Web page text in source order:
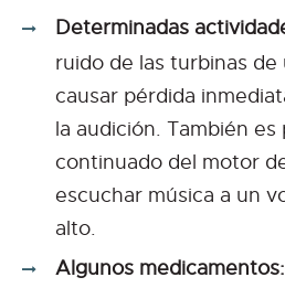
Determinadas
ruido de las turbinas de
causar pérdida
la audición. También
continuado del motor
escuchar música a un
alto.
Algunos medicamentos: